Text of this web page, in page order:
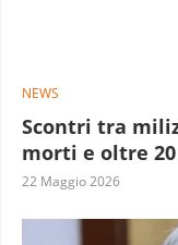
NEWS
Scontri tra
morti e oltre
22 Maggio 2026